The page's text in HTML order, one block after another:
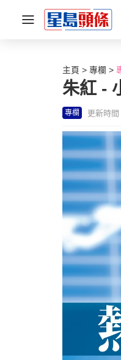
主頁 專欄
朱紅 -
專欄 更新時